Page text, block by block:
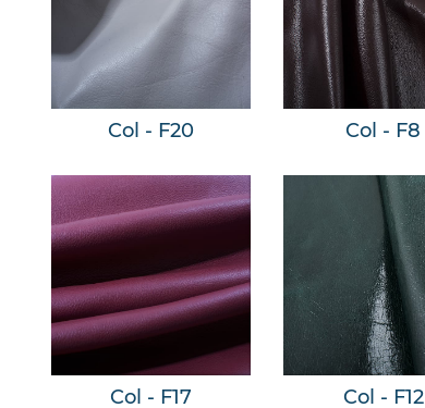
Col - F20 Col - F8
Col - F17 Col - F12